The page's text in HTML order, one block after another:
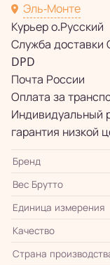
Эль-Монте
Курьер о.Русский
Служба
DPD
Почта России
Оплата за
Индивидуальный
гарантия низкой
Бренд
Вес Брутто
Единица измерения
Качество
Страна